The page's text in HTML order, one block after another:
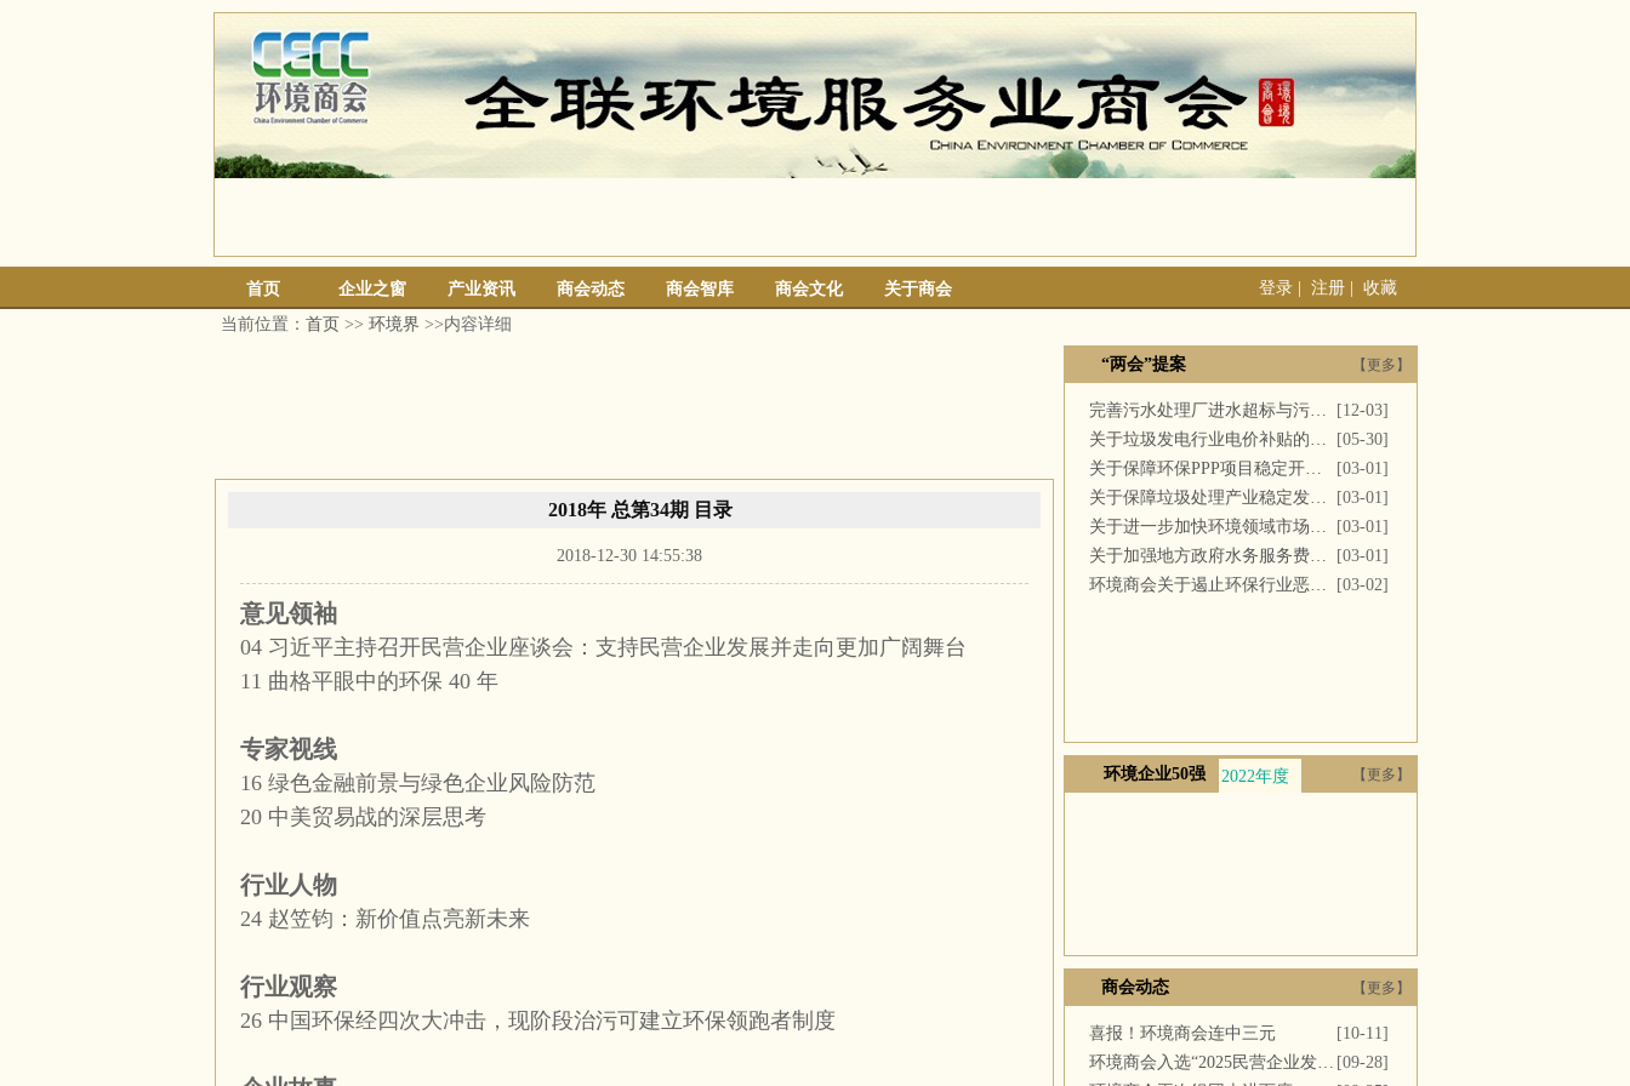
首页 企业之窗 产业资讯 商会动态 商会智库 商会文化 关于商会 登录 注册
收藏
当前位置： 首页 >> 环境界 >>内容详细
2018年 总第34期 目录
2018-12-30 14:55:38
意见领袖
04 习近平主持召开民营企业座谈会：支持民营企业发展并走向更加广阔舞台
11 曲格平眼中的环保 40 年
专家视线
16 绿色金融前景与绿色企业风险防范
20 中美贸易战的深层思考
行业人物
24 赵笠钧：新价值点亮新未来
行业观察
26 中国环保经四次大冲击，现阶段治污可建立环保领跑者制度
“两会”提案 【更多】
完善污水处理厂进水超标与污泥处置
[12-03]
关于垃圾发电行业电价补贴的建议
[05-30]
关于保障环保PPP项目稳定开展的提案
[03-01]
关于保障垃圾处理产业稳定发展的议案
[03-01]
关于进一步加快环境领域市场化改革的议案
[03-01]
关于加强地方政府水务服务费用支付的议案
[03-01]
环境商会关于遏止环保行业恶性竞争的提案
[03-02]
环境企业50强 2022年度 2021年度 2020年度
【更多】
商会动态 【更多】
喜报！环境商会连中三元
[10-11]
环境商会入选“2025民营企业发展新质生产力系列典型案例” [09-28]